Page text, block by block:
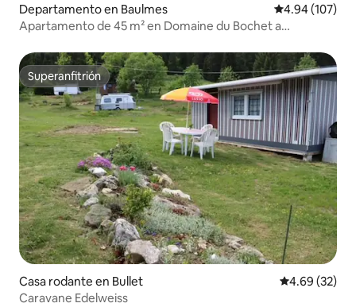
Departamento en Baulmes Calificación
4.94 (107)
Apartamento de 45 m² en Domaine du Bochet a
Superanfitrión
Superanfitrión
Casa rodante en Bullet Calificación
4.69 (32)
Caravane Edelweiss